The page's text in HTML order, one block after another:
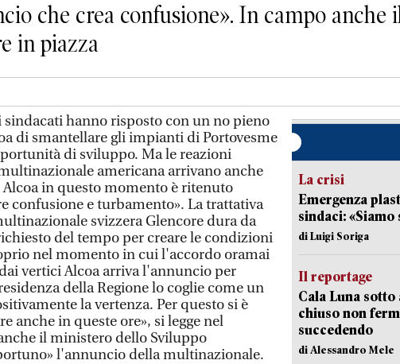
che crea confusione». In campo anche
in piazza
sindacati hanno risposto con un no pieno
di smantellare gli impianti di Portovesme
di sviluppo. Ma le reazioni
americana arrivano anche
in questo momento è ritenuto
confusione e turbamento». La trattativa
svizzera Glencore dura da
del tempo per creare le condizioni
nel momento in cui l'accordo oramai
vertici Alcoa arriva l'annuncio per
della Regione lo coglie come un
la vertenza. Per questo si è
anche in queste ore», si legge nel
il ministero dello Sviluppo
l'annuncio della multinazionale.
La crisi
Emergenza
sindaci: «Siamo
di Luigi Soriga
Il reportage
Cala Luna
chiuso non
succedendo
di Alessandro Mele